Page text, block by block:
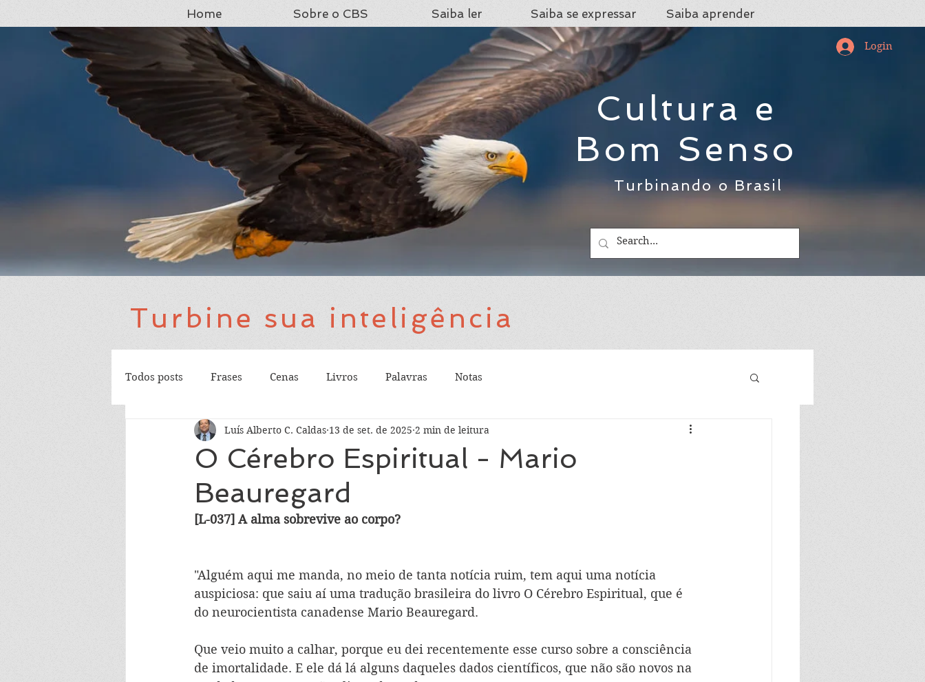
Login
Cultura e
Bom Senso
Turbinando o Brasil
Home Sobre o CBS Saiba ler Saiba se expressar Saiba aprender
Turbine sua inteligência
Todos posts Frases Cenas Livros Palavras Notas
O Cérebro Espiritual - Mario
Beauregard
Luís Alberto C. Caldas 13 de set. de 2025 2 min de leitura
[L-037] A alma sobrevive ao corpo?
"Alguém aqui me manda, no meio de tanta notícia ruim, tem aqui uma notícia
auspiciosa: que saiu aí uma tradução brasileira do livro O Cérebro Espiritual, que é
do neurocientista canadense Mario Beauregard.
Que veio muito a calhar, porque eu dei recentemente esse curso sobre a consciência
de imortalidade. E ele dá lá alguns daqueles dados científicos, que não são novos na